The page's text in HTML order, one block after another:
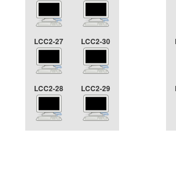
LCC2-27 LCC2-30
LCC2-28 LCC2-29